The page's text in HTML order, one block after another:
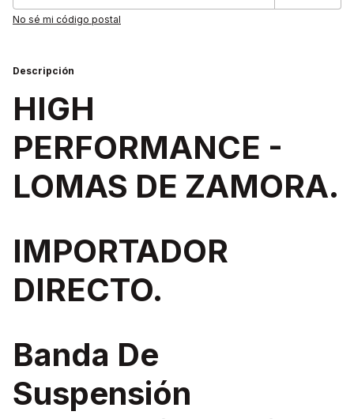
No sé mi código postal
Descripción
HIGH
PERFORMANCE -
LOMAS DE ZAMORA.
IMPORTADOR
DIRECTO.
Banda De
Suspensión